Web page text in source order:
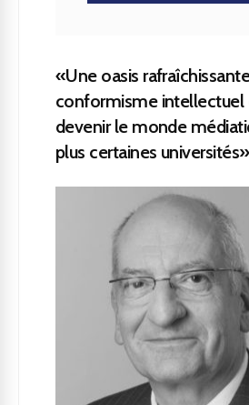
«Une oasis
conformisme intellectuel
devenir le monde
plus certaines universités»